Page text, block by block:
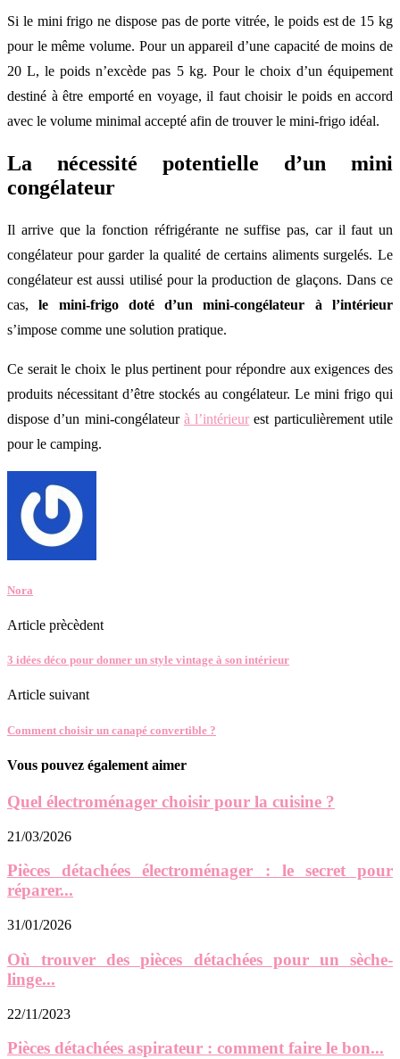
Si le mini frigo ne dispose pas de porte vitrée, le poids est de 15 kg
pour le même volume. Pour un appareil d’une capacité de moins de
20 L, le poids n’excède pas 5 kg. Pour le choix d’un équipement
destiné à être emporté en voyage, il faut choisir le poids en accord
avec le volume minimal accepté afin de trouver le mini-frigo idéal.
La nécessité potentielle d’un mini
congélateur
Il arrive que la fonction réfrigérante ne suffise pas, car il faut un
congélateur pour garder la qualité de certains aliments surgelés. Le
congélateur est aussi utilisé pour la production de glaçons. Dans ce
cas,le mini-frigo doté d’un mini-congélateur à l’intérieur
s’impose comme une solution pratique.
Ce serait le choix le plus pertinent pour répondre aux exigences des
produits nécessitant d’être stockés au congélateur. Le mini frigo qui
dispose d’un mini-congélateur à l’intérieur est particulièrement utile
pour le camping.
Nora
Article prècèdent
3 idées déco pour donner un style vintage à son intérieur
Article suivant
Comment choisir un canapé convertible ?
Vous pouvez également aimer
Quel électroménager choisir pour la cuisine ?
21/03/2026
Pièces détachées électroménager : le secret pour
réparer...
31/01/2026
Où trouver des pièces détachées pour un sèche-
linge...
22/11/2023
Pièces détachées aspirateur : comment faire le bon...